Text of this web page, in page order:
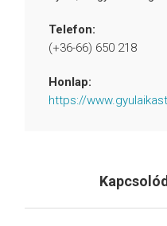
Telefon:
(+36-66) 650 218
Honlap:
https://